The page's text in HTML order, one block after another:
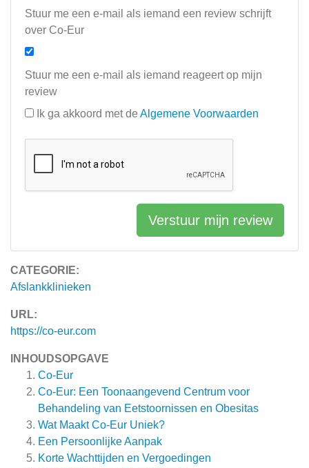
CATEGORIE:
Afslankklinieken
URL:
https://co-eur.com
INHOUDSOPGAVE
Co-Eur
Co-Eur: Een Toonaangevend Centrum voor
Behandeling van Eetstoornissen en Obesitas
Wat Maakt Co-Eur Uniek?
Een Persoonlijke Aanpak
Korte Wachttijden en Vergoedingen
Stuur me een e-mail als iemand een review schrijft
over Co-Eur
Stuur me een e-mail als iemand reageert op mijn
review
Ik ga akkoord met de Algemene Voorwaarden
Verstuur mijn review